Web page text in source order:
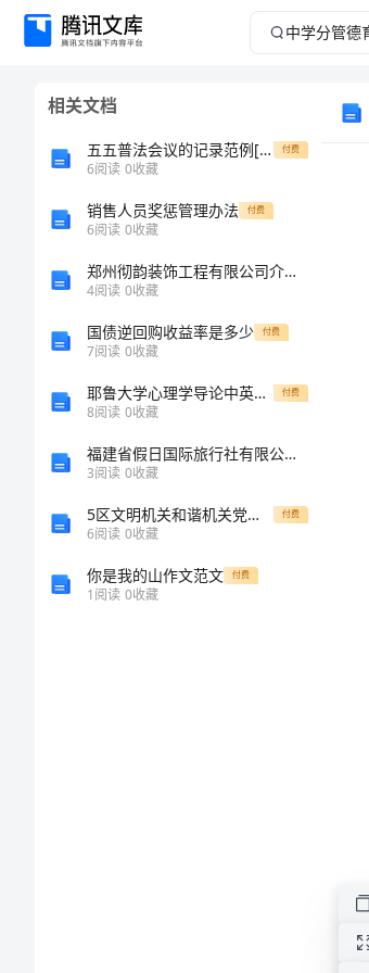
中
相关文档
五五普法会议的记录范例[修改版] 付费
6阅读 0收藏
销售人员奖惩管理办法 付费
6阅读 0收藏
郑州彻韵装饰工程有限公司介绍企业发展分析报告
4阅读 0收藏
国债逆回购收益率是多少 付费
7阅读 0收藏
耶鲁大学心理学导论中英文字幕09 付费
8阅读 0收藏
福建省假日国际旅行社有限公司永安水坝路营业部介绍企业发展分析报告
3阅读 0收藏
5区文明机关和谐机关党组织创建工作汇报材料 付费
6阅读 0收藏
你是我的山作文范文 付费
1阅读 0收藏